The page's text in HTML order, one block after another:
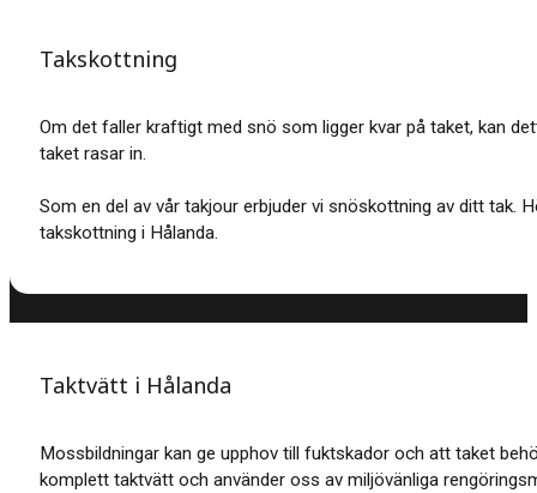
Takskottning
Om det faller kraftigt med snö som ligger kvar på taket, kan
taket rasar in.
Som en del av vår takjour erbjuder vi snöskottning av ditt tak.
takskottning i Hålanda.
Taktvätt i Hålanda
Mossbildningar kan ge upphov till fuktskador och att taket
komplett taktvätt och använder oss av miljövänliga